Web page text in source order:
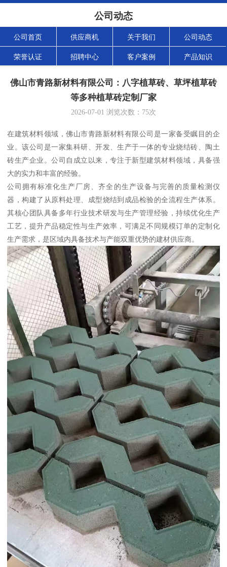
公司动态
公司首页 供应商机 关于我们 公司动态
荣誉认证 招聘中心 客户案例 产品知识
佛山市青路新材料有限公司：八字植草砖、草坪植草砖
等多种植草砖定制厂家
2026-07-01 浏览次数： 75次
在建筑材料领域，佛山市青路新材料有限公司是一家备受瞩目的企
业。该公司是一家集科研、开发、生产于一体的专业烧结砖、陶土
砖生产企业。公司自成立以来，专注于新型建筑材料领域，具备强
大的实力和丰富的经验。
公司拥有标准化生产厂房、齐全的生产设备与完善的质量检测仪
器，构建了从原料处理、成型烧结到成品检验的全流程生产体系。
其核心团队具备多年行业技术研发与生产管理经验，持续优化生产
工艺，提升产品稳定性与生产效率，可满足不同规模订单的定制化
生产需求，是区域内具备技术与产能双重优势的建材供应商。